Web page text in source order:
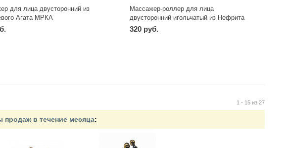
для лица двусторонний из
Агата МРКА
Массажер-роллер для лица
двусторонний игольчатый из Нефрита
МР01Н
320 руб.
1 - 15 из 27
продаж в течение месяца: